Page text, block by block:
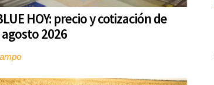
HOY: precio y cotización de
2026